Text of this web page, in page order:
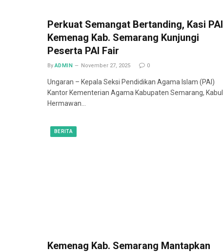
Perkuat Semangat Bertanding, Kasi PAI
Kemenag Kab. Semarang Kunjungi
Peserta PAI Fair
By ADMIN November 27, 2025 0
Ungaran – Kepala Seksi Pendidikan Agama Islam (PAI)
Kantor Kementerian Agama Kabupaten Semarang, Kabul
Hermawan…
BERITA
Kemenag Kab. Semarang Mantapkan